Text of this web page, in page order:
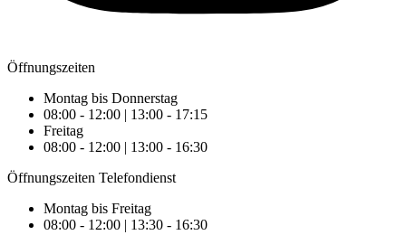
Öffnungszeiten
Montag bis Donnerstag
08:00 - 12:00 | 13:00 - 17:15
Freitag
08:00 - 12:00 | 13:00 - 16:30
Öffnungszeiten Telefondienst
Montag bis Freitag
08:00 - 12:00 | 13:30 - 16:30